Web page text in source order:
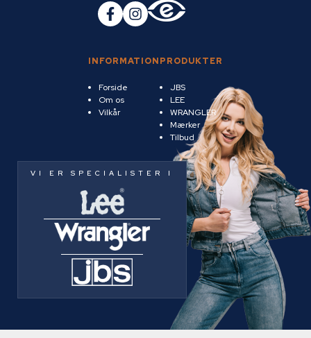
INFORMATION
Forside
Om os
Vilkår
PRODUKTER
JBS
LEE
WRANGLER
Mærker
Tilbud
VI ER SPECIALISTER I